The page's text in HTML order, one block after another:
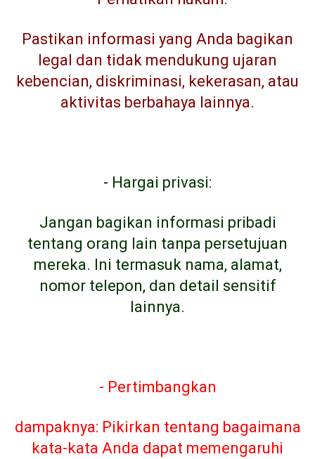
Pastikan informasi yang Anda bagikan
legal dan tidak mendukung ujaran
kebencian, diskriminasi, kekerasan, atau
aktivitas berbahaya lainnya.
- Hargai privasi:
Jangan bagikan informasi pribadi
tentang orang lain tanpa persetujuan
mereka. Ini termasuk nama, alamat,
nomor telepon, dan detail sensitif
lainnya.
- Pertimbangkan
dampaknya: Pikirkan tentang bagaimana
kata-kata Anda dapat memengaruhi